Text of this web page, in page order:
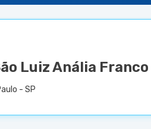
Luiz Anália Franco
- SP